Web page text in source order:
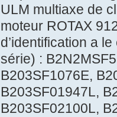
ULM multiaxe de
moteur ROTAX
d’identification a
série) :
B203SF1076E,
B203SF01947L,
B203SF02100L,